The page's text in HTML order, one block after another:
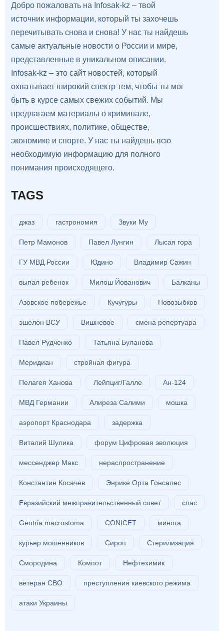
Добро пожаловать на Infosak-kz – твой
источник информации, который ты захочешь
перечитывать снова и снова! У нас ты найдешь
самые актуальные новости о России и мире,
представленные в уникальном описании.
Infosak-kz – это сайт новостей, который
охватывает широкий спектр тем, чтобы ты мог
быть в курсе самых свежих событий. Мы
предлагаем материалы о криминале,
происшествиях, политике, обществе,
экономике и спорте. У нас ты найдешь всю
необходимую информацию для полного
понимания происходящего.
TAGS
джаз гастрономия Звуки Му
Петр Мамонов Павел Лунгин Лысая гора
ГУ МВД России Юдино Владимир Сажин
выпал ребенок Милош Йованович Балканы
Азовское побережье Кучугуры Новозыбков
эшелон ВСУ Вишневое смена репертуара
Павел Рудченко Татьяна Буланова
Меридиан стройная фигура
Пелагея Ханова Лейпциг/Галле Ан-124
МВД Германии Алиреза Салими мошка
аэропорт Краснодара задержка
Виталий Шулика форум Цифровая эволюция
мессенджер Макс нераспространение
Константин Косачев Энрике Орта Гонсалес
Евразийский межправительственный совет спас
Geotria macrostoma CONICET минога
курьер мошенников Сироп Стерилизация
Смородина Компот Нефтехимик
ветеран СВО преступления киевского режима
атаки Украины